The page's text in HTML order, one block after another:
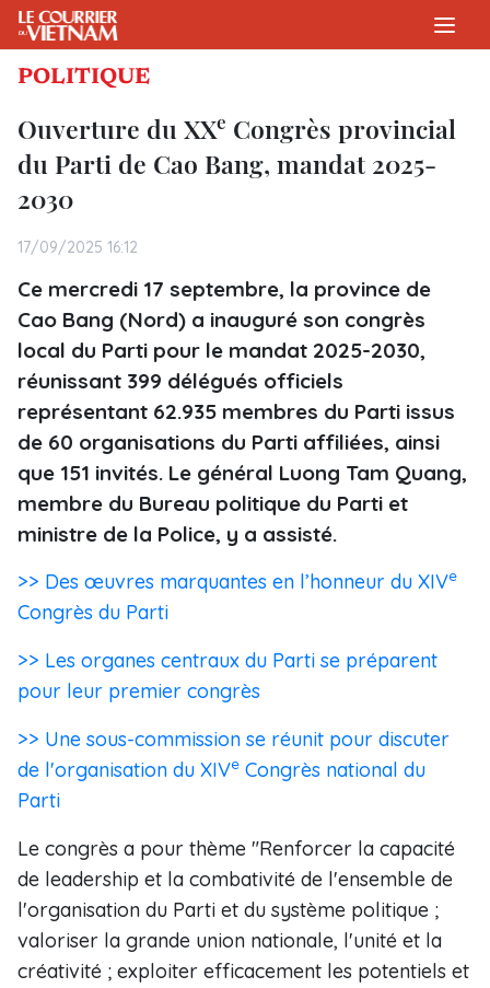
POLITIQUE
Ouverture du XXe Congrès provincial
du Parti de Cao Bang, mandat 2025-
2030
17/09/2025 16:12
Ce mercredi 17 septembre, la province de
Cao Bang (Nord) a inauguré son congrès
local du Parti pour le mandat 2025-2030,
réunissant 399 délégués officiels
représentant 62.935 membres du Parti issus
de 60 organisations du Parti affiliées, ainsi
que 151 invités. Le général Luong Tam Quang,
membre du Bureau politique du Parti et
ministre de la Police, y a assisté.
>> Des œuvres marquantes en l’honneur du XIVe
Congrès du Parti
>> Les organes centraux du Parti se préparent
pour leur premier congrès
>> Une sous-commission se réunit pour discuter
de l'organisation du XIVe Congrès national du
Parti
Le congrès a pour thème "Renforcer la capacité
de leadership et la combativité de l'ensemble de
l'organisation du Parti et du système politique ;
valoriser la grande union nationale, l'unité et la
créativité ; exploiter efficacement les potentiels et